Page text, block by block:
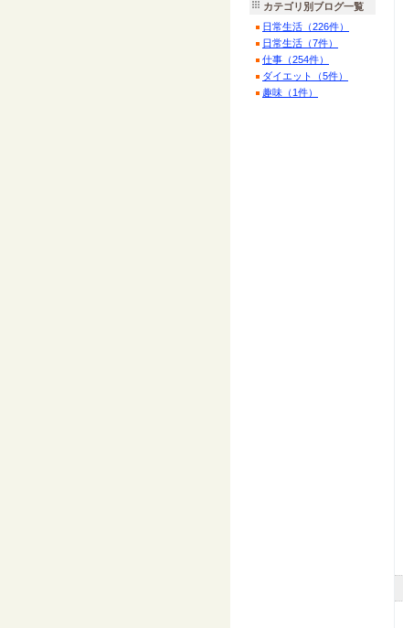
カテゴリ別ブログ一覧
日常生活（226件）
日常生活（7件）
仕事（254件）
ダイエット（5件）
趣味（1件）